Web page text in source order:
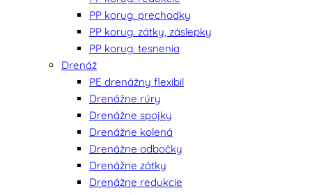
PP korug. prechodky
PP korug. zátky, záslepky
PP korug. tesnenia
Drenáž
PE drenážny flexibil
Drenážne rúry
Drenážne spojky
Drenážne kolená
Drenážne odbočky
Drenážne zátky
Drenážne redukcie